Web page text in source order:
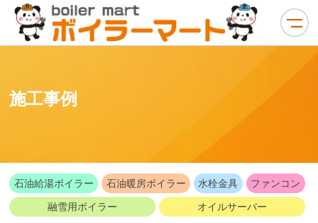
施工事例
石油給湯ボイラー 石油暖房ボイラー 水栓金具 ファンコン
融雪用ボイラー オイルサーバー